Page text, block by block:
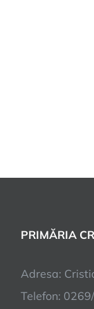
PRIMĂRIA
Adresa:
Telefon: